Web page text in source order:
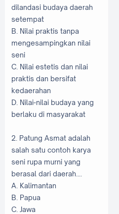
dilandasi budaya daerah
setempat
B. Nilai praktis tanpa
mengesampingkan nilai
seni
C. Nilai estetis dan nilai
praktis dan bersifat
kedaerahan
D. Nilai-nilai budaya yang
berlaku di masyarakat
2. Patung Asmat adalah
salah satu contoh karya
seni rupa murni yang
berasal dari daerah....
A. Kalimantan
B. Papua
C. Jawa